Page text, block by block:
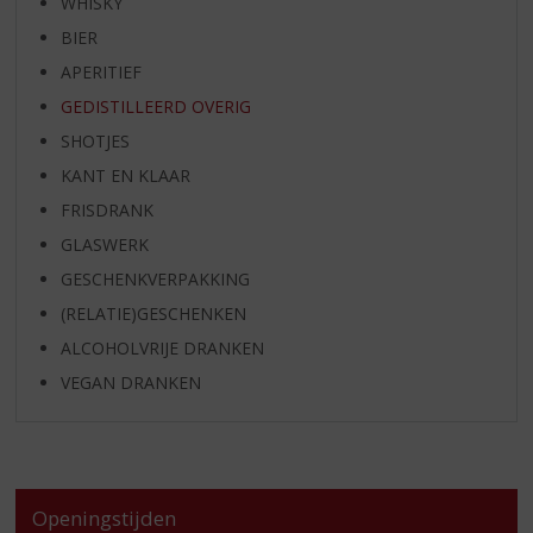
BIER
APERITIEF
GEDISTILLEERD OVERIG
SHOTJES
KANT EN KLAAR
FRISDRANK
GLASWERK
GESCHENKVERPAKKING
(RELATIE)GESCHENKEN
ALCOHOLVRIJE DRANKEN
VEGAN DRANKEN
Openingstijden